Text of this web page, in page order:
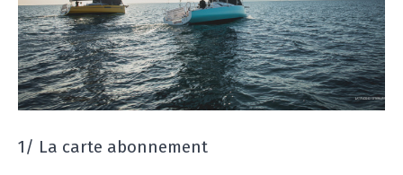
1/ La carte abonnement